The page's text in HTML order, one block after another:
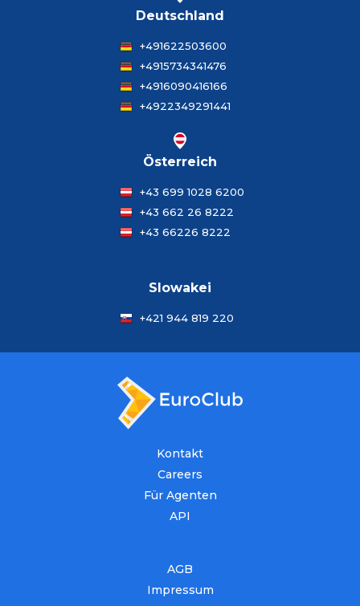
Deutschland
+491622503600
+4915734341476
+4916090416166
+4922349291441
Österreich
+43 699 1028 6200
+43 662 26 8222
+43 66226 8222
Slowakei
+421 944 819 220
Kontakt
Careers
Für Agenten
API
AGB
Impressum